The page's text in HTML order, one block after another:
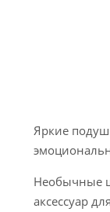
Яркие
Необычные
аксессуар